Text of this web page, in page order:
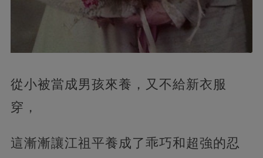
從小被當成男孩來養，又不給新衣服
穿，
這漸漸讓江祖平養成了乖巧和超強的忍